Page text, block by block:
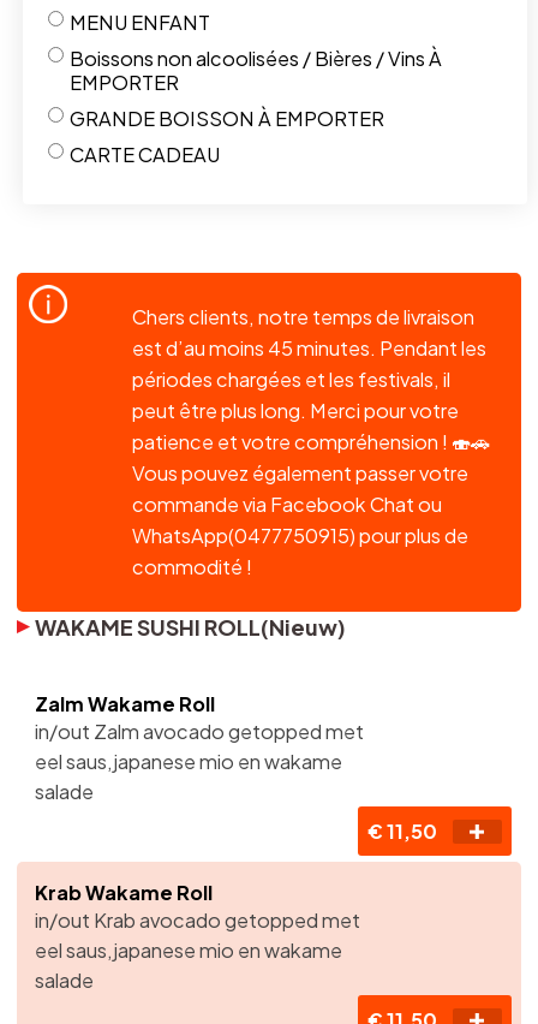
MENU ENFANT
Boissons non alcoolisées / Bières / Vins À
EMPORTER
GRANDE BOISSON À EMPORTER
CARTE CADEAU
Chers clients, notre temps de livraison
est d’au moins 45 minutes. Pendant les
périodes chargées et les festivals, il
peut être plus long. Merci pour votre
patience et votre compréhension ! 🍣🚗
Vous pouvez également passer votre
commande via Facebook Chat ou
WhatsApp(0477750915) pour plus de
commodité !
WAKAME SUSHI ROLL(Nieuw)
Zalm Wakame Roll
in/out Zalm avocado getopped met
eel saus,japanese mio en wakame
salade
€ 11,50
Krab Wakame Roll
in/out Krab avocado getopped met
eel saus,japanese mio en wakame
salade